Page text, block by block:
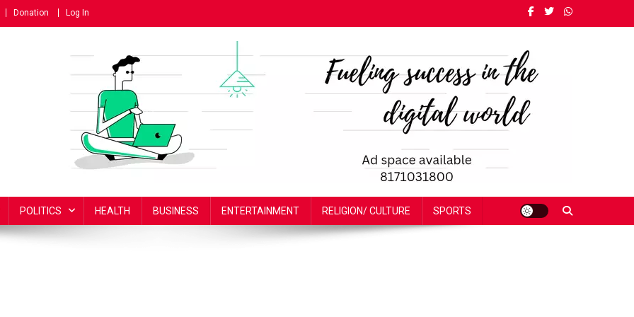
Donation Log In
POLITICS HEALTH BUSINESS ENTERTAINMENT RELIGION/ CULTURE SPORTS